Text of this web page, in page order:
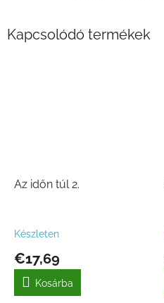
Kapcsolódó termékek
Az időn túl 2.
Készleten
€17,69
Kosárba